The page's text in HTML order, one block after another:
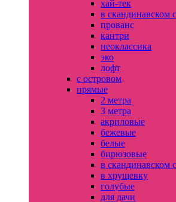
хай-тек
в скандинавском
прованс
кантри
неоклассика
эко
лофт
с островом
прямые
2 метра
3 метра
акриловые
бежевые
белые
бирюзовые
в скандинавском
в хрущевку
голубые
для дачи